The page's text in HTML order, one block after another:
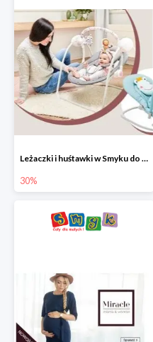
Leżaczki i huśtawki w Smyku do -30%
30%